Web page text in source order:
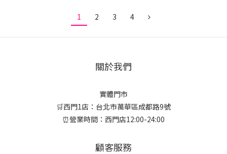
1 2 3 4
關於我們
實體門市
🛒西門1店：台北市萬華區成都路9號
⏰營業時間：西門店12:00-24:00
顧客服務